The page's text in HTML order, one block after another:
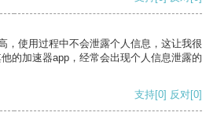
，使用过程中不会泄露个人信息，这让我很
的加速器app，经常会出现个人信息泄露的
支持[0] 反对[0]